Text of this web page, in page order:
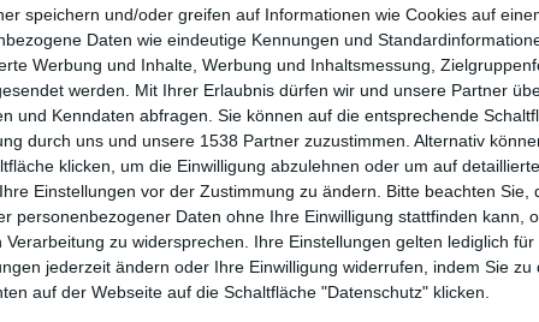
speichern und/oder greifen auf Informationen wie Cookies auf
Daten wie eindeutige Kennungen und
Werbung und Inhalte, Werbung und Inhaltsmessung,
werden.
Mit Ihrer Erlaubnis dürfen wir und unsere Partner
und Kenndaten abfragen. Sie können auf die entsprechende
durch uns und unsere 1538 Partner zuzustimmen. Alternativ
klicken, um die Einwilligung abzulehnen oder um auf
Einstellungen vor der Zustimmung zu ändern.
Bitte beachten Sie,
personenbezogener Daten ohne Ihre Einwilligung stattfinden kann,
Verarbeitung zu widersprechen. Ihre Einstellungen gelten lediglich
jederzeit ändern oder Ihre Einwilligung widerrufen, indem Sie zu
auf der Webseite auf die Schaltfläche "Datenschutz" klicken.
die staatliche Ethio Telecom. Diese filtert und überwacht
Weberzeugnisse können beispielsweise nicht mehr
Daten-Traffic via Social Media unterbunden werden.
von Skype und Co. zu verbieten. Sondern es sei dem
auch möglich die Lizenzvergabe an private
nach Äthiopien bringen wollen.
Zugang
Provider Ethio Telecom den Zugang zum Tor-Netzwerk
sich anonym im Netz zu bewegen. Möglicherweise wird